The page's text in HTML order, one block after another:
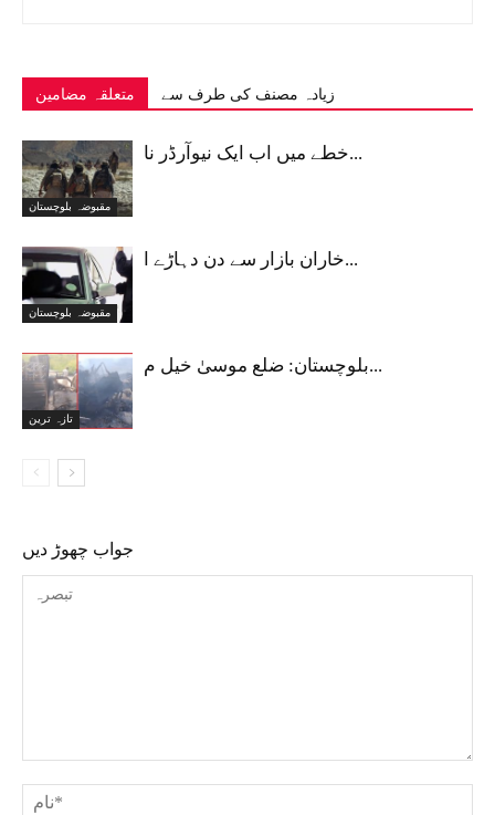
متعلقہ مضامین زیادہ مصنف کی طرف سے
مقبوضہ بلوچستان
خطے میں اب ایک نیوآرڈر نا...
مقبوضہ بلوچستان
خاران بازار سے دن دہاڑے ا...
تازہ ترین
بلوچستان: ضلع موسیٰ خیل م...
جواب چھوڑ دیں